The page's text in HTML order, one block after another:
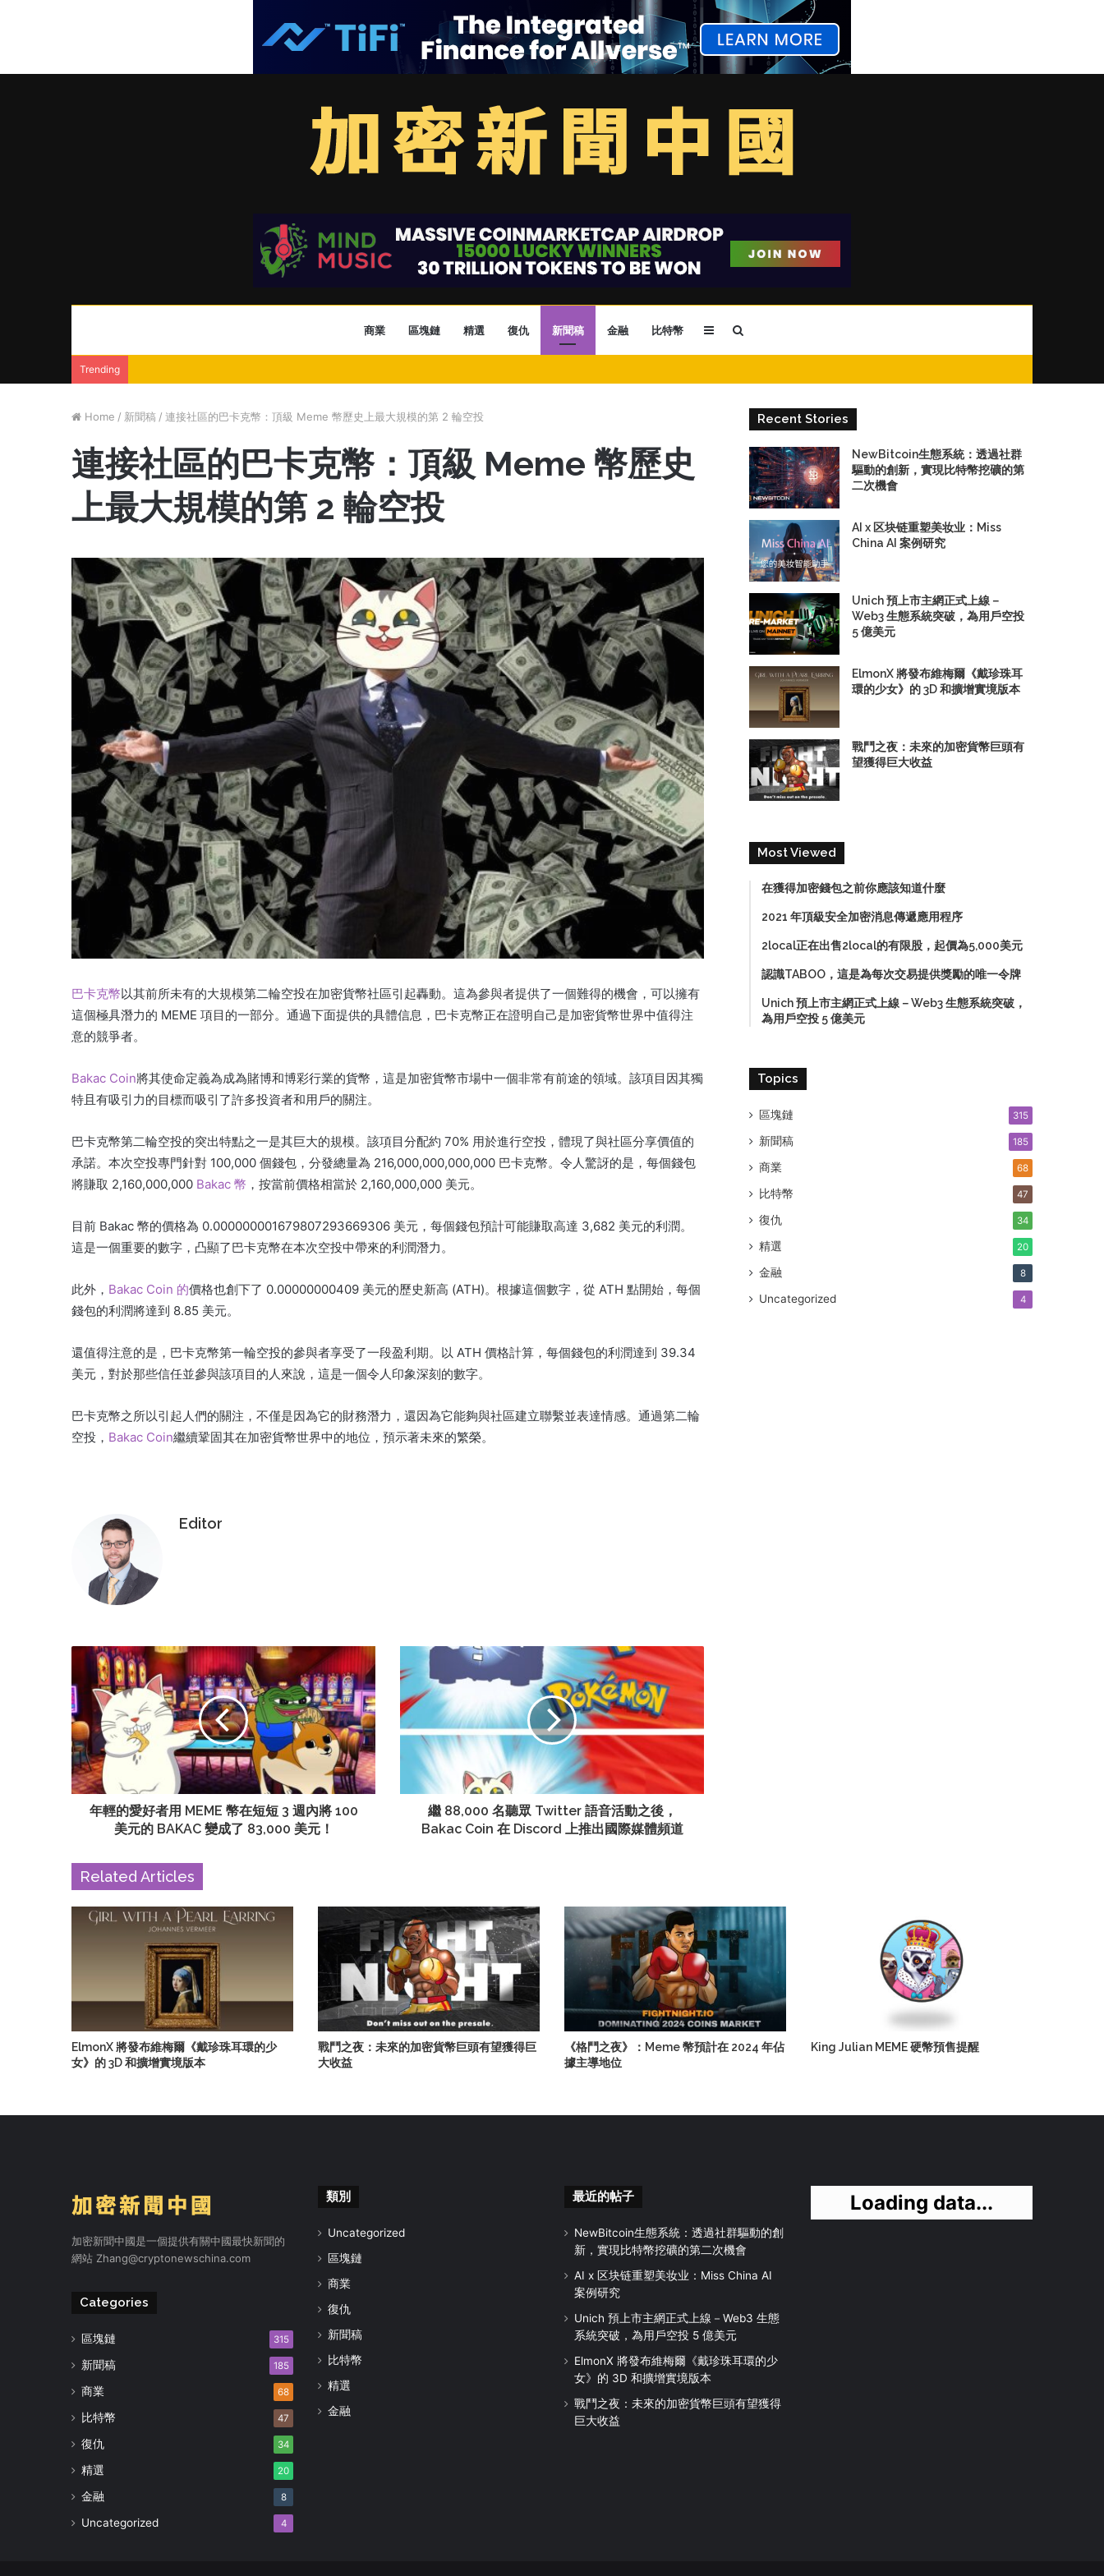
商業 區塊鏈 精選 復仇 新聞稿 金融 比特幣 Sidebar
Trending
Home / 新聞稿 / 連接社區的巴卡克幣：頂級 Meme 幣歷史上最大規模的第 2 輪空投
連接社區的巴卡克幣：頂級 Meme 幣歷史
上最大規模的第 2 輪空投
巴卡克幣以其前所未有的大規模第二輪空投在加密貨幣社區引起轟動。 這為參與者提供了一個難得的機會，可以擁有
這個極具潛力的 MEME 項目的一部分。 通過下面提供的具體信息，巴卡克幣正在證明自己是加密貨幣世界中值得注
意的競爭者。
Bakac Coin將其使命定義為成為賭博和博彩行業的貨幣，這是加密貨幣市場中一個非常有前途的領域。 該項目因其獨
特且有吸引力的目標而吸引了許多投資者和用戶的關注。
巴卡克幣第二輪空投的突出特點之一是其巨大的規模。 該項目分配約 70% 用於進行空投，體現了與社區分享價值的
承諾。 本次空投專門針對 100,000 個錢包，分發總量為 216,000,000,000,000 巴卡克幣。 令人驚訝的是，每個錢包
將賺取 2,160,000,000 Bakac 幣 ，按當前價格相當於 2,160,000,000 美元。
目前 Bakac 幣的價格為 0.000000001679807293669306 美元，每個錢包預計可能賺取高達 3,682 美元的利潤。
這是一個重要的數字，凸顯了巴卡克幣在本次空投中帶來的利潤潛力。
此外， Bakac Coin 的價格也創下了 0.00000000409 美元的歷史新高 (ATH)。 根據這個數字，從 ATH 點開始，每個
錢包的利潤將達到 8.85 美元。
還值得注意的是，巴卡克幣第一輪空投的參與者享受了一段盈利期。 以 ATH 價格計算，每個錢包的利潤達到 39.34
美元，對於那些信任並參與該項目的人來說，這是一個令人印象深刻的數字。
巴卡克幣之所以引起人們的關注，不僅是因為它的財務潛力，還因為它能夠與社區建立聯繫並表達情感。 通過第二輪
空投， Bakac Coin繼續鞏固其在加密貨幣世界中的地位，預示著未來的繁榮。
Editor
年輕的愛好者用 MEME 幣在短短 3 週內將 100
美元的 BAKAC 變成了 83,000 美元！
繼 88,000 名聽眾 Twitter 語音活動之後，
Bakac Coin 在 Discord 上推出國際媒體頻道
Recent Stories
NewBitcoin生態系統：透過社群
驅動的創新，實現比特幣挖礦的第
二次機會
AI x 区块链重塑美妆业：Miss
China AI 案例研究
Unich 預上市主網正式上線－
Web3 生態系統突破，為用戶空投
5 億美元
ElmonX 將發布維梅爾《戴珍珠耳
環的少女》的 3D 和擴增實境版本
戰鬥之夜：未來的加密貨幣巨頭有
望獲得巨大收益
Most Viewed
在獲得加密錢包之前你應該知道什麼
2021 年頂級安全加密消息傳遞應用程序
2local正在出售2local的有限股，起價為5,000美元
認識TABOO，這是為每次交易提供獎勵的唯一令牌
Unich 預上市主網正式上線－Web3 生態系統突破，
為用戶空投 5 億美元
Topics
區塊鏈 315
新聞稿 185
商業 68
比特幣 47
復仇 34
精選 20
金融 8
Uncategorized 4
Related Articles
ElmonX 將發布維梅爾《戴珍珠耳環的少
女》的 3D 和擴增實境版本
戰鬥之夜：未來的加密貨幣巨頭有望獲得巨
大收益
《格鬥之夜》：Meme 幣預計在 2024 年佔
據主導地位
King Julian MEME 硬幣預售提醒
加密新聞中國是一個提供有關中國最快新聞的
網站 Zhang@cryptonewschina.com
Categories
區塊鏈 315
新聞稿 185
商業 68
比特幣 47
復仇 34
精選 20
金融 8
Uncategorized 4
類別
Uncategorized
區塊鏈
商業
復仇
新聞稿
比特幣
精選
金融
最近的帖子
NewBitcoin生態系統：透過社群驅動的創
新，實現比特幣挖礦的第二次機會
AI x 区块链重塑美妆业：Miss China AI
案例研究
Unich 預上市主網正式上線－Web3 生態
系統突破，為用戶空投 5 億美元
ElmonX 將發布維梅爾《戴珍珠耳環的少
女》的 3D 和擴增實境版本
戰鬥之夜：未來的加密貨幣巨頭有望獲得
巨大收益
Loading data...